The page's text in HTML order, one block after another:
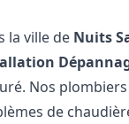
la ville de Nuits
Nos
de